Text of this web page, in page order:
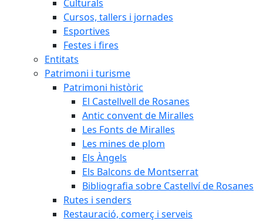
Culturals
Cursos, tallers i jornades
Esportives
Festes i fires
Entitats
Patrimoni i turisme
Patrimoni històric
El Castellvell de Rosanes
Antic convent de Miralles
Les Fonts de Miralles
Les mines de plom
Els Àngels
Els Balcons de Montserrat
Bibliografia sobre Castellví de Rosanes
Rutes i senders
Restauració, comerç i serveis